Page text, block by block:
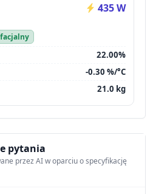
435 W
22.00%
-0.30 %/°C
21.0 kg
pytania
przez AI w oparciu o specyfikację